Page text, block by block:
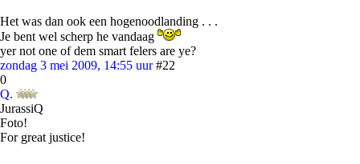
Het was dan ook een hogenoodlanding . . .
Je bent wel scherp he vandaag
yer not one of dem smart felers are ye?
zondag 3 mei 2009, 14:55 uur #22
0
Q.
JurassiQ
Foto!
For great justice!